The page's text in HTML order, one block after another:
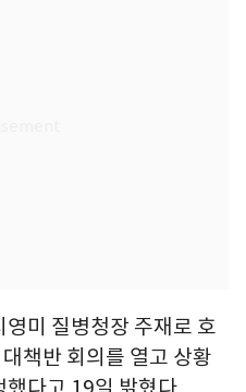
미 질병청장 주재로 호
책반 회의를 열고 상황